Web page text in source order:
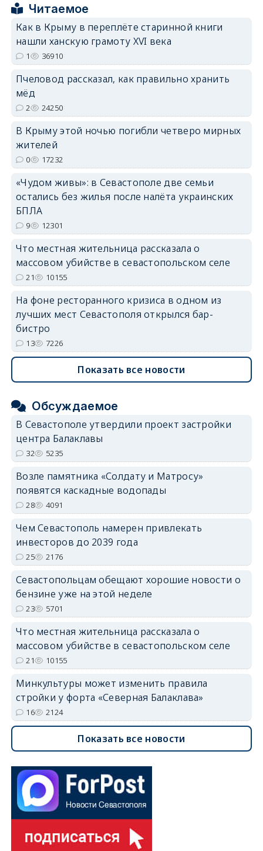
Читаемое
Как в Крыму в переплёте старинной книги
нашли ханскую грамоту XVI века
1 36910
Пчеловод рассказал, как правильно хранить
мёд
2 24250
В Крыму этой ночью погибли четверо мирных
жителей
0 17232
«Чудом живы»: в Севастополе две семьи
остались без жилья после налёта украинских
БПЛА
9 12301
Что местная жительница рассказала о
массовом убийстве в севастопольском селе
21 10155
На фоне ресторанного кризиса в одном из
лучших мест Севастополя открылся бар-
бистро
13 7226
Показать все новости
Обсуждаемое
В Севастополе утвердили проект застройки
центра Балаклавы
32 5235
Возле памятника «Солдату и Матросу»
появятся каскадные водопады
28 4091
Чем Севастополь намерен привлекать
инвесторов до 2039 года
25 2176
Севастопольцам обещают хорошие новости о
бензине уже на этой неделе
23 5701
Что местная жительница рассказала о
массовом убийстве в севастопольском селе
21 10155
Минкультуры может изменить правила
стройки у форта «Северная Балаклава»
16 2124
Показать все новости